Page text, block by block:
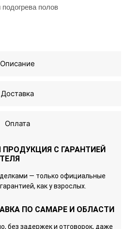
Описание
Доставка
Оплата
полов
С ГАРАНТИЕЙ
— только официальные
как у взрослых.
ПО САМАРЕ И ОБЛАСТИ
без задержек и отговорок, даже